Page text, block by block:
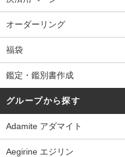
オーダーリング
福袋
鑑定・鑑別書作成
グループから探す
Adamite アダマイト
Aegirine エジリン